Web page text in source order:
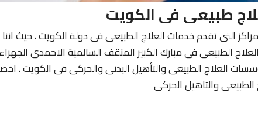
طبيعى فى الكويت
التى تقدم خدمات العلاج الطبيعى فى دولة الكويت . حيث
الطبيعى فى مبارك الكبير المنقف السالمية الاحمدى
العلاج الطبيعى والتأهيل البدنى والحركى فى الكويت .
والتاهيل الحركى